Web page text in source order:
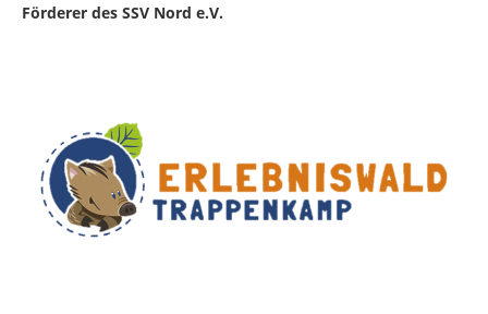
Förderer des SSV Nord e.V.